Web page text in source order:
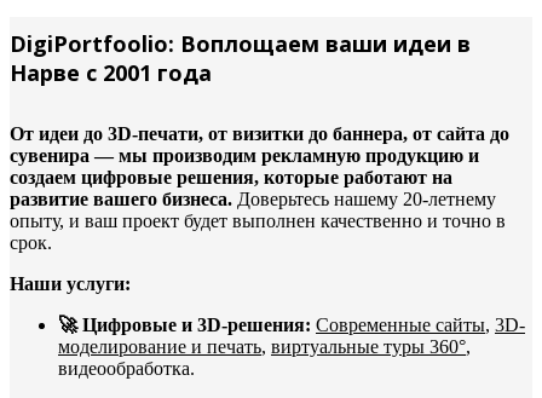
DigiPortfoolio: Воплощаем ваши идеи в
Нарве с 2001 года
От идеи до 3D-печати, от визитки до баннера, от сайта до
сувенира — мы производим рекламную продукцию и
создаем цифровые решения, которые работают на
развитие вашего бизнеса. Доверьтесь нашему 20-летнему
опыту, и ваш проект будет выполнен качественно и точно в
срок.
Наши услуги:
🚀 Цифровые и 3D-решения: Современные сайты, 3D-
моделирование и печать, виртуальные туры 360°,
видеообработка.